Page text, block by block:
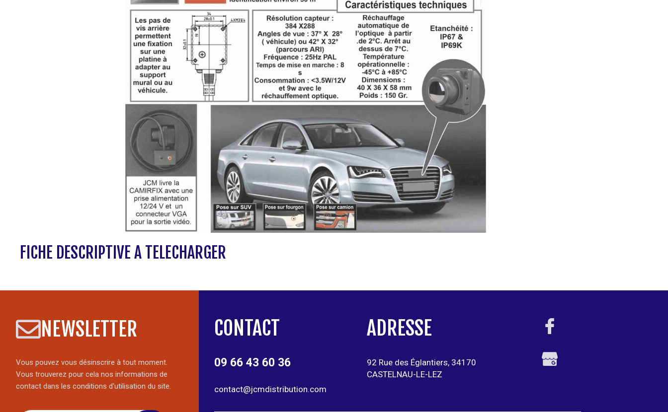
FICHE DESCRIPTIVE A TELECHARGER
NEWSLETTER
Vous pouvez vous désinscrire à tout moment.
Vous trouverez pour cela nos informations de
contact dans les conditions d'utilisation du site.
CONTACT
09 66 43 60 36
contact@jcmdistribution.com
ADRESSE
92 Rue des Églantiers, 34170
CASTELNAU-LE-LEZ